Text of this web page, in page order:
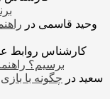
وحید قاسمی در
کارشناس روابط
برسیم؟
سعید در چگونه با